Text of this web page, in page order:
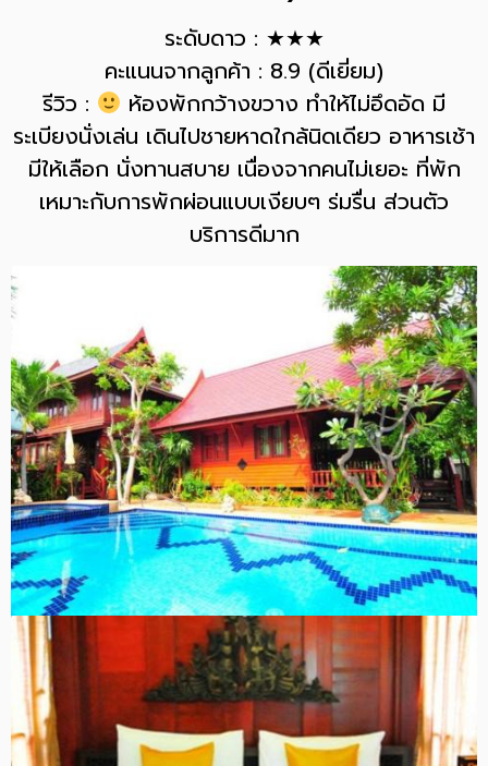
ระดับดาว : ★★★
คะแนนจากลูกค้า : 8.9 (ดีเยี่ยม)
รีวิว :
ห้องพักกว้างขวาง ทำให้ไม่อึดอัด มี
ระเบียงนั่งเล่น เดินไปชายหาดใกล้นิดเดียว อาหารเช้า
มีให้เลือก นั่งทานสบาย เนื่องจากคนไม่เยอะ ที่พัก
เหมาะกับการพักผ่อนแบบเงียบๆ ร่มรื่น ส่วนตัว
บริการดีมาก